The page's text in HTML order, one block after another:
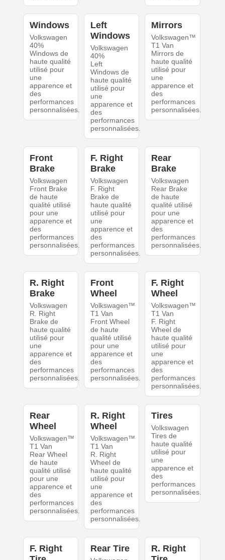
Windows
Volkswagen
40%
Windows de
haute qualité
utilisé pour
une
apparence et
des
performances
personnalisées.
Left
Windows
Volkswagen
40%
Left
Windows de
haute qualité
utilisé pour
une
apparence et
des
performances
personnalisées.
Mirrors
Volkswagen™
T1 Van
Mirrors de
haute qualité
utilisé pour
une
apparence et
des
performances
personnalisées.
Front
Brake
Volkswagen
Front Brake
de haute
qualité utilisé
pour une
apparence et
des
performances
personnalisées.
F. Right
Brake
Volkswagen
F. Right
Brake de
haute qualité
utilisé pour
une
apparence et
des
performances
personnalisées.
Rear
Brake
Volkswagen
Rear Brake
de haute
qualité utilisé
pour une
apparence et
des
performances
personnalisées.
R. Right
Brake
Volkswagen
R. Right
Brake de
haute qualité
utilisé pour
une
apparence et
des
performances
personnalisées.
Front
Wheel
Volkswagen™
T1 Van
Front Wheel
de haute
qualité utilisé
pour une
apparence et
des
performances
personnalisées.
F. Right
Wheel
Volkswagen™
T1 Van
F. Right
Wheel de
haute qualité
utilisé pour
une
apparence et
des
performances
personnalisées.
Rear
Wheel
Volkswagen™
T1 Van
Rear Wheel
de haute
qualité utilisé
pour une
apparence et
des
performances
personnalisées.
R. Right
Wheel
Volkswagen™
T1 Van
R. Right
Wheel de
haute qualité
utilisé pour
une
apparence et
des
performances
personnalisées.
Tires
Volkswagen
Tires de
haute qualité
utilisé pour
une
apparence et
des
performances
personnalisées.
F. Right
Rear Tire
R. Right